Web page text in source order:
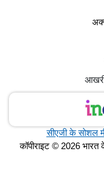
सीएजी के सोशल
कॉपीराइट © 2026 भारत